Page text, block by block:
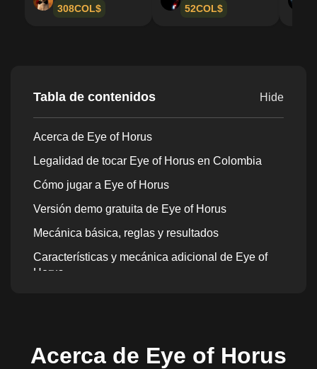
308COL$
52COL$
Tabla de contenidos Hide
Acerca de Eye of Horus
Legalidad de tocar Eye of Horus en Colombia
Cómo jugar a Eye of Horus
Versión demo gratuita de Eye of Horus
Mecánica básica, reglas y resultados
Características y mecánica adicional de Eye of
Horus
Horus
Acerca de Eye of Horus